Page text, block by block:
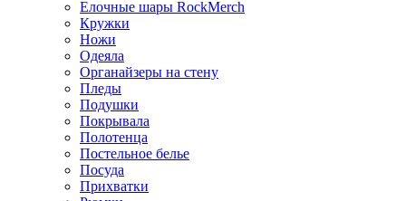
Елочные шары RockMerch
Кружки
Ножи
Одеяла
Органайзеры на стену
Пледы
Подушки
Покрывала
Полотенца
Постельное белье
Посуда
Прихватки